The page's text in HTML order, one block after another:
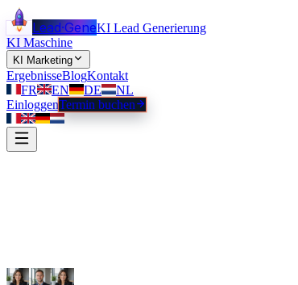
Lead·GeneKI Lead Generierung
KI Maschine
KI Marketing
ErgebnisseBlogKontakt
FR
EN DE
NL
EinloggenTermin buchen